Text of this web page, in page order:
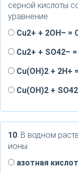
серной кислоты
уравнение
Cu2+ + 2OH– =
Сu2+ + SO42–
Cu(OH)2 + 2H+
Cu(OH)2 +
10. В водном
ионы
азотная